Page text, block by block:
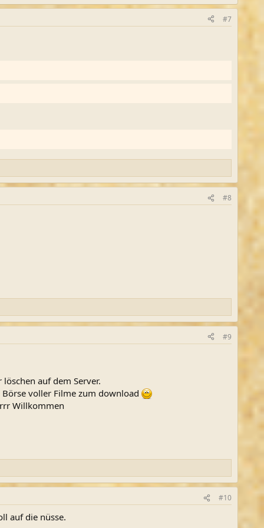
#7
#8
#9
auf dem Server.
voller Filme zum download
Willkommen
#10
auf die nüsse.